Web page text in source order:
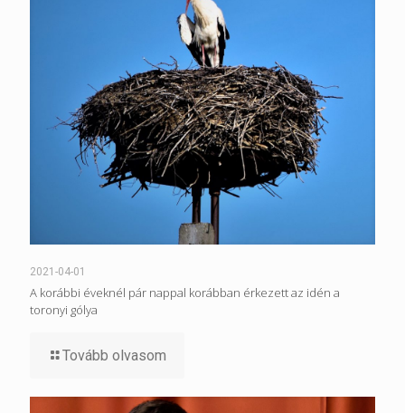
2021-04-01
A korábbi éveknél pár nappal korábban érkezett az idén a
toronyi gólya
Tovább olvasom